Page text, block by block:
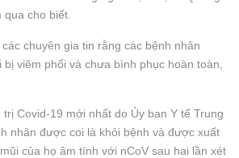
cho biết.
chuyên gia tin rằng các bệnh nhân
viêm phổi và chưa bình phục hoàn toàn,
Covid-19 mới nhất do Ủy ban Y tế Trung
nhân được coi là khỏi bệnh và được xuất
của họ âm tính với nCoV sau hai lần xét